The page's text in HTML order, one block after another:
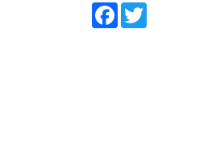
FacebookTwitter